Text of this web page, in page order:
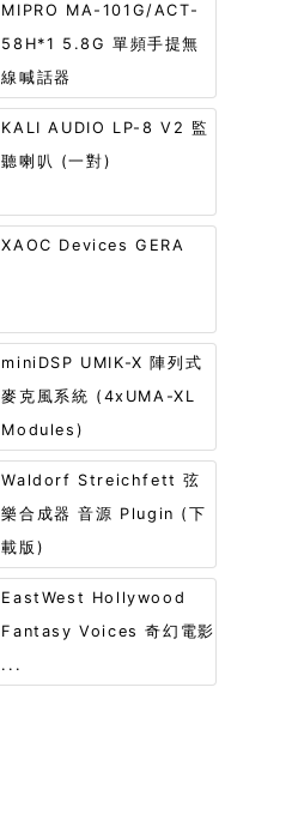
MIPRO MA-101G/ACT-
58H*1 5.8G 單頻手提無
線喊話器
KALI AUDIO LP-8 V2 監
聽喇叭 (一對)
XAOC Devices GERA
miniDSP UMIK-X 陣列式
麥克風系統 (4xUMA-XL
Modules)
Waldorf Streichfett 弦
樂合成器 音源 Plugin (下
載版)
EastWest Hollywood
Fantasy Voices 奇幻電影
...